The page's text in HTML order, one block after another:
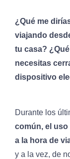
¿Qué me
viajando
tu casa?
necesitas
dispositivo
Durante los
común, el
a la hora de
y a la vez, de